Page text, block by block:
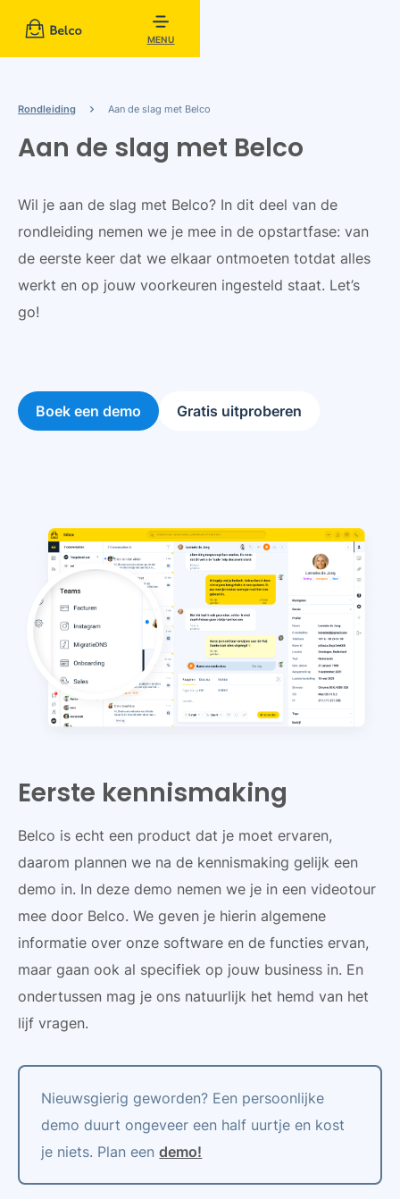
MENU
Rondleiding Aan de slag met Belco
Aan de slag met Belco
Wil je aan de slag met Belco? In dit deel van de
rondleiding nemen we je mee in de opstartfase: van
de eerste keer dat we elkaar ontmoeten totdat alles
werkt en op jouw voorkeuren ingesteld staat. Let’s
go!
Boek een demo Gratis uitproberen
Eerste kennismaking
Belco is echt een product dat je moet ervaren,
daarom plannen we na de kennismaking gelijk een
demo in. In deze demo nemen we je in een videotour
mee door Belco. We geven je hierin algemene
informatie over onze software en de functies ervan,
maar gaan ook al specifiek op jouw business in. En
ondertussen mag je ons natuurlijk het hemd van het
lijf vragen.
Nieuwsgierig geworden? Een persoonlijke
demo duurt ongeveer een half uurtje en kost
je niets. Plan eendemo!